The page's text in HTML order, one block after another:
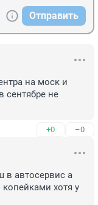
Отправить
на моск и
сентябре не
+0 –0
в автосервис а
хотя у